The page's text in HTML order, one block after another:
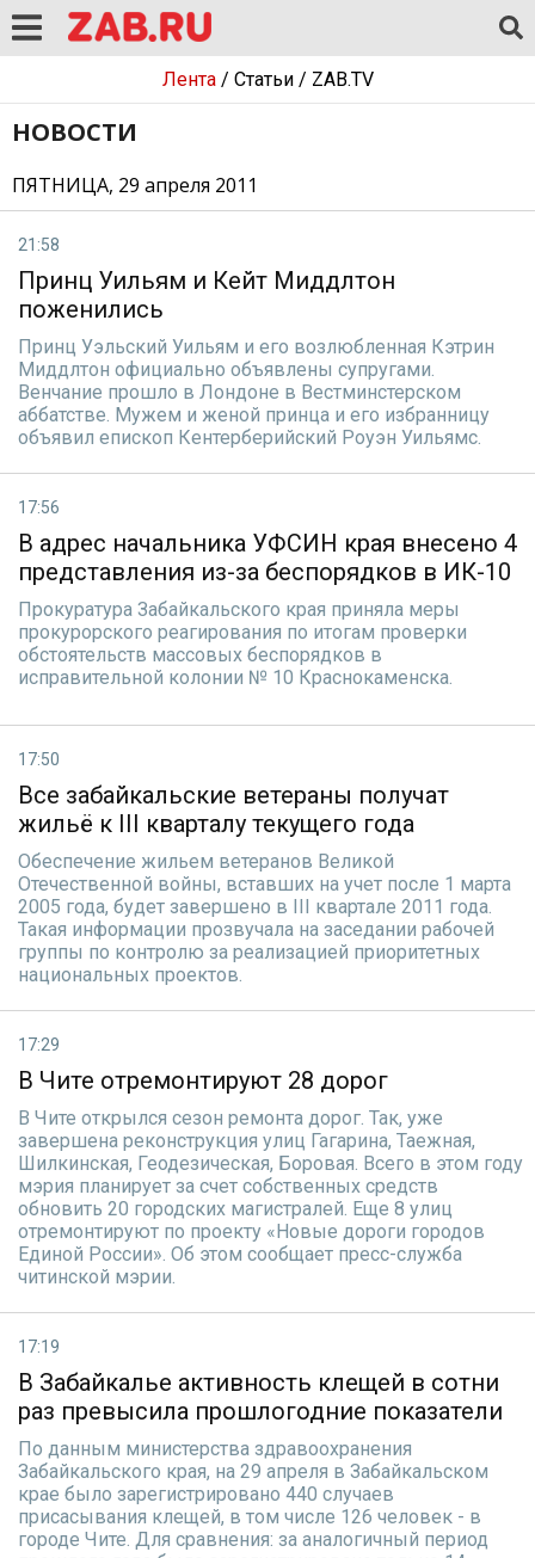
Лента/ Статьи/ ZAB.TV
НОВОСТИ
ПЯТНИЦА, 29 апреля 2011
21:58
Принц Уильям и Кейт Миддлтон
поженились
Принц Уэльский Уильям и его возлюбленная Кэтрин
Миддлтон официально объявлены супругами.
Венчание прошло в Лондоне в Вестминстерском
аббатстве. Мужем и женой принца и его избранницу
объявил епископ Кентерберийский Роуэн Уильямс.
17:56
В адрес начальника УФСИН края внесено 4
представления из-за беспорядков в ИК-10
Прокуратура Забайкальского края приняла меры
прокурорского реагирования по итогам проверки
обстоятельств массовых беспорядков в
исправительной колонии № 10 Краснокаменска.
17:50
Все забайкальские ветераны получат
жильё к III кварталу текущего года
Обеспечение жильем ветеранов Великой
Отечественной войны, вставших на учет после 1 марта
2005 года, будет завершено в III квартале 2011 года.
Такая информации прозвучала на заседании рабочей
группы по контролю за реализацией приоритетных
национальных проектов.
17:29
В Чите отремонтируют 28 дорог
В Чите открылся сезон ремонта дорог. Так, уже
завершена реконструкция улиц Гагарина, Таежная,
Шилкинская, Геодезическая, Боровая. Всего в этом году
мэрия планирует за счет собственных средств
обновить 20 городских магистралей. Еще 8 улиц
отремонтируют по проекту «Новые дороги городов
Единой России». Об этом сообщает пресс-служба
читинской мэрии.
17:19
В Забайкалье активность клещей в сотни
раз превысила прошлогодние показатели
По данным министерства здравоохранения
Забайкальского края, на 29 апреля в Забайкальском
крае было зарегистрировано 440 случаев
присасывания клещей, в том числе 126 человек - в
городе Чите. Для сравнения: за аналогичный период